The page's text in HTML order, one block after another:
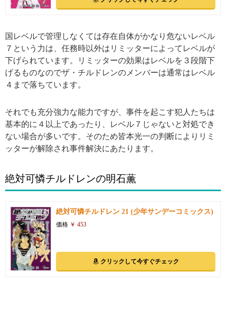
国レベルで管理しなくては存在自体がかなり危ないレベル
７という力は、任務時以外はリミッターによってレベルが
下げられています。リミッターの効果はレベルを３段階下
げるものなのでザ・チルドレンのメンバーは通常はレベル
４まで落ちています。
それでも充分強力な能力ですが、事件を起こす犯人たちは
基本的に４以上であったり、レベル７じゃないと対処でき
ない場合が多いです。そのため皆本光一の判断によりリミ
ッターが解除され事件解決にあたります。
絶対可憐チルドレンの明石薫
絶対可憐チルドレン 21 (少年サンデーコミックス)
価格 ￥ 453
クリックして今すぐチェック